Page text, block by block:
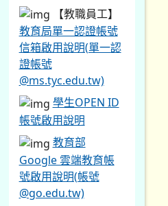
【教職員工】
教育局單一認證帳號
信箱啟用說明(單一認
證帳號
@ms.tyc.edu.tw)
學生OPEN ID
帳號啟用說明
教育部
Google 雲端教育帳
號啟用說明(帳號
@go.edu.tw)